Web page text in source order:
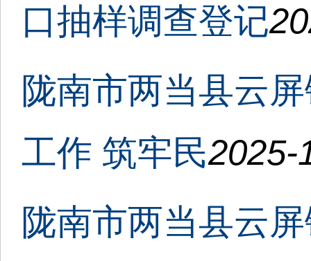
口抽样调查登记
陇南市两当县云
工作 筑牢民2025-
陇南市两当县云